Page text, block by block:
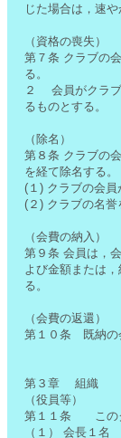
じた場合は，速
（資格の喪失）
第７条 クラブの
る。
２ 会員がクラブ
るものとする。
（除名）
第８条 クラブの
を経て除名する。
(１) クラブの会員
(２) クラブの名誉
（会費の納入）
第９条 会員は，
よび金額または
る。
（会費の返還）
第１０条 既納の
第３章 組織
（役員等）
第１１条 このク
（１） 会長１名